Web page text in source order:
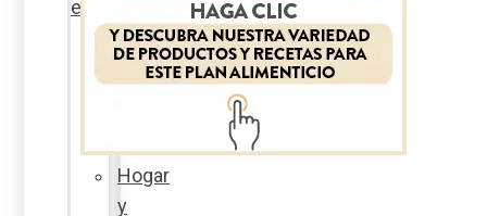
estilo
Productos
nuevos
Hogar
y